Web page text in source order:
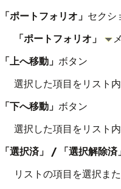
「ポートフォリオ」 セクシ
「ポートフォリオ」
「上へ移動」 ボタン
選択した項目をリスト
「下へ移動」 ボタン
選択した項目をリスト
「選択済」 / 「選択解除済
リストの項目を選択ま